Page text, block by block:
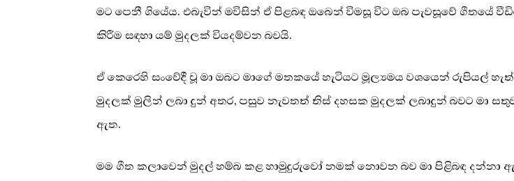
මට පෙනී ගියේය. එබැවින් මවිසින් ඒ පිළබඳ ඔබෙන් විමසූ විට ඔබ පැවසූවේ ගීතයේ
කිරීම සඳහා යම් මුදලක් වියදම්වන බවයි.
ඒ කෙරෙහි සංවේදී වූ මා ඔබට මාගේ මතකයේ හැටියට මූල්‍යමය වශයෙන් රුපියල්
මුදලක් මුලින් ලබා දුන් අතර, පසුව නැවතත් තිස් දහසක මුදලක් ලබාදුන් බවට මා
ඇත.
මම ගීත කලාවෙන් මුදල් හම්බ කළ හාමුදුරුවෝ නමක් නොවන බව මා පිළිබඳ දන්නා